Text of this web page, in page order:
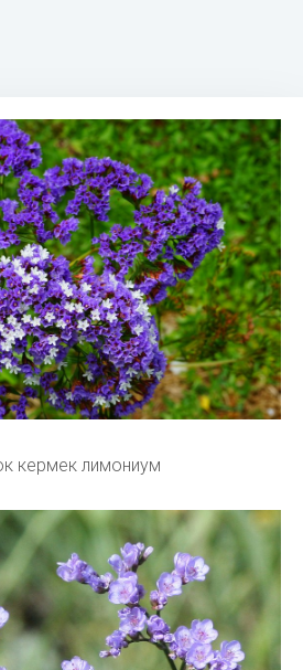
кермек лимониум